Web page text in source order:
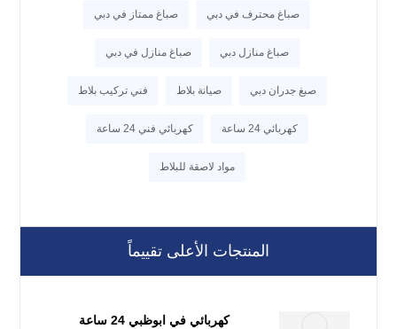
صباغ محترف في دبي صباغ ممتاز في دبي
صباغ منازل دبي صباغ منازل في دبي
صبغ جدران دبي صيانة بلاط فني تركيب بلاط
كهربائي 24 ساعة كهربائي فني 24 ساعة
مواد لاصقة للبلاط
المنتجات الأعلى تقييماً
كهربائي في ابوظبي 24 ساعة